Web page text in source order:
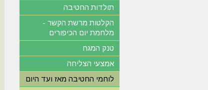
תולדות החטיבה
הקלטות מרשת הקשר -
מלחמת יום הכיפורים
טנק המגח
אמצעי הצליחה
לוחמי החטיבה מאז ועד היום